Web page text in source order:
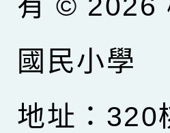
國民小學
地址：320